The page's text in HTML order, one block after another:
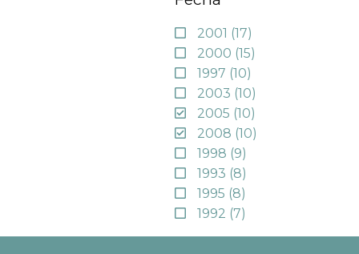
2001 (17)
2000 (15)
1997 (10)
2003 (10)
2005 (10)
2008 (10)
1998 (9)
1993 (8)
1995 (8)
1992 (7)